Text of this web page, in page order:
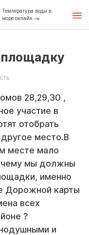
Температура воды в
море онлайн
28,29,30 ,
участие в
отобрать
место.В
месте мало
мы должны
именно
Дорожной карты
всех
?
и